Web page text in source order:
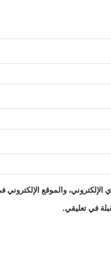
والموقع الإلكتروني
في تعليقي.